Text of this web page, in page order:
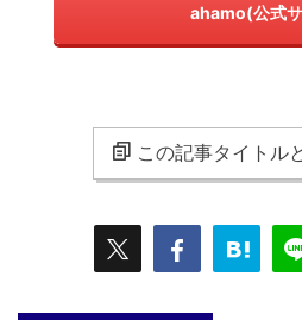
ahamo(公式
この記事タイトル